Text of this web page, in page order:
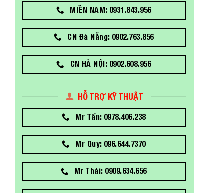
MIỀN NAM: 0931.843.956
CN Đà Nẵng: 0902.763.856
CN HÀ NỘI: 0902.608.956
HỖ TRỢ KỸ THUẬT
Mr Tấn: 0978.406.238
Mr Quy: 096.644.7370
Mr Thái: 0909.634.656